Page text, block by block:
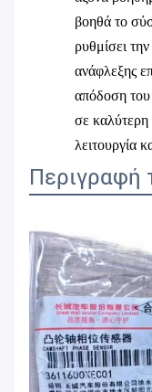
βοηθά το
ρυθμίσει
ανάφλεξης
απόδοση του
σε καλύτερη
λειτουργία
Περιγραφή